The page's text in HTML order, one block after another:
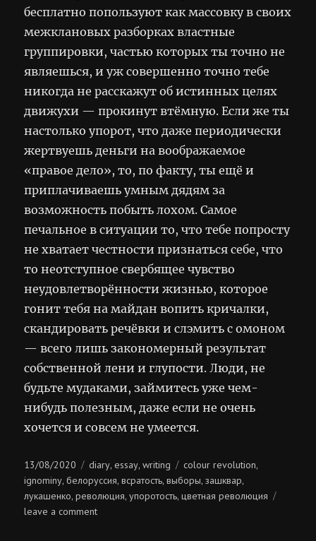
бесплатно попользуют как массовку в своих
межклановых разборках властные
группировки, частью которых ты точно не
являешься, и уж совершенно точно тебе
никогда не расскажут об истинных целях
движухи — прокинут втёмную. Если же ты
настолько упорот, что даже периодически
жертвуешь деньги на воображаемое
«правое дело», то, по факту, ты ещё и
приплачиваешь умным дядям за
возможность побыть лохом. Самое
печальное в ситуации то, что тебе попросту
не хватает честности признаться себе, что
то неотступное свербящее чувство
неудовлетворённости жизнью, которое
гонит тебя на майдан вопить кричалки,
скандировать речёвки и слэмить с омоном
— всего лишь закономерный результат
собственной лени и глупости. Люди, не
будьте мудаками, займитесь уже чем-
нибудь полезным, даже если не очень
хочется и совсем не умеется.
Posted
on
13/08/2020 Categories
diary,essay,writing Tags
colour revolution,
ignominy,белоруссия,всратость,выборы,зашквар,
лукашенко,революция,упоротость,цветная революция
leave a commenton